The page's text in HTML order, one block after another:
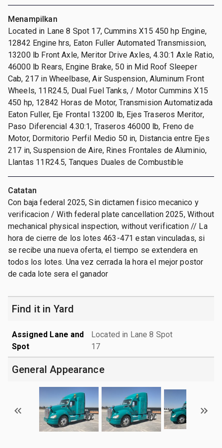
Menampilkan
Located in Lane 8 Spot 17, Cummins X15 450 hp Engine,
12842 Engine hrs, Eaton Fuller Automated Transmission,
13200 lb Front Axle, Meritor Drive Axles, 4.30:1 Axle Ratio,
46000 lb Rears, Engine Brake, 50 in Mid Roof Sleeper
Cab, 217 in Wheelbase, Air Suspension, Aluminum Front
Wheels, 11R24.5, Dual Fuel Tanks, / Motor Cummins X15
450 hp, 12842 Horas de Motor, Transmision Automatizada
Eaton Fuller, Eje Frontal 13200 lb, Ejes Traseros Meritor,
Paso Diferencial 4.30:1, Traseros 46000 lb, Freno de
Motor, Dormitorio Perfil Medio 50 in, Distancia entre Ejes
217 in, Suspension de Aire, Rines Frontales de Aluminio,
Llantas 11R24.5, Tanques Duales de Combustible
Catatan
Con baja federal 2025, Sin dictamen fisico mecanico y
verificacion / With federal plate cancellation 2025, Without
mechanical physical inspection, without verification // La
hora de cierre de los lotes 463-471 estan vinculadas, si
se recibe una nueva oferta, el tiempo se extendera en
todos los lotes. Una vez cerrada la hora el mejor postor
de cada lote sera el ganador
Find it in Yard
Assigned Lane and
Spot
Located in Lane 8 Spot
17
General Appearance